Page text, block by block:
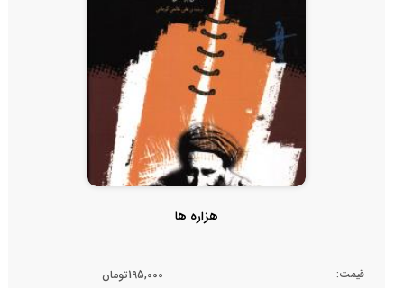
هزاره ها
قیمت: 195,000تومان